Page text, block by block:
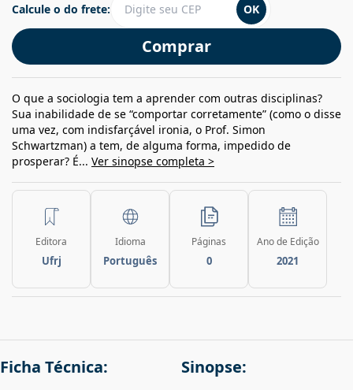
Comprar
Calcule o do frete: OK
O que a sociologia tem a aprender com outras disciplinas?
Sua inabilidade de se “comportar corretamente” (como o disse
uma vez, com indisfarçável ironia, o Prof. Simon
Schwartzman) a tem, de alguma forma, impedido de
prosperar? É... Ver sinopse completa >
Editora
Ufrj
Idioma
Português
Páginas
0
Ano de Edição
2021
Ficha Técnica: Sinopse: